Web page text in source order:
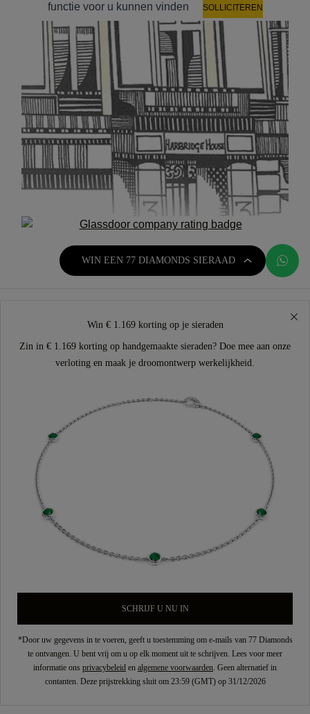
functie voor u kunnen vinden
SOLLICITEREN
WIN EEN 77 DIAMONDS SIERAAD
Win € 1.169 korting op je sieraden
Zin in € 1.169 korting op handgemaakte sieraden? Doe mee aan onze
verloting en maak je droomontwerp werkelijkheid.
SCHRIJF U NU IN
*Door uw gegevens in te voeren, geeft u toestemming om e-mails van 77 Diamonds
te ontvangen. U bent vrij om u op elk moment uit te schrijven. Lees voor meer
informatie ons privacybeleid en algemene voorwaarden . Geen alternatief in
contanten. Deze prijstrekking sluit om 23:59 (GMT) op 31/12/2026